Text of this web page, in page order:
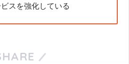
スを強化している